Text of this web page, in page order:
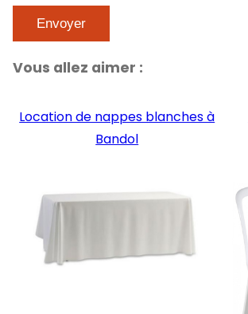
Vous allez aimer :
Location de nappes blanches à
Bandol